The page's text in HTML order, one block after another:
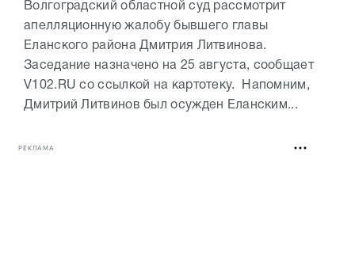
Волгоградский областной суд рассмотрит
апелляционную жалобу бывшего главы
Еланского района Дмитрия Литвинова.
Заседание назначено на 25 августа, сообщает
V102.RU со ссылкой на картотеку. Напомним,
Дмитрий Литвинов был осужден Еланским...
РЕКЛАМА